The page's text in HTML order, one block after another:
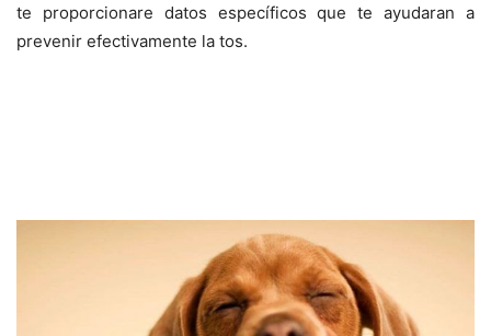
te proporcionare datos específicos que te ayudaran a
prevenir efectivamente la tos.